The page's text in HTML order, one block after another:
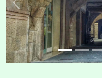
Previous